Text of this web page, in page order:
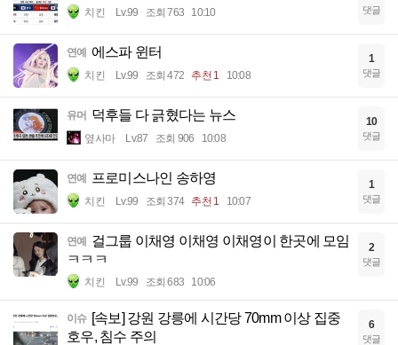
치킨 Lv.99 조회 763 10:10 댓글
연예 에스파 윈터
치킨 Lv.99 조회 472 추천 1 10:08
1
댓글
유머 덕후들 다 긁혔다는 뉴스
옆사마 Lv.87 조회 906 10:08
10
댓글
연예 프로미스나인 송하영
치킨 Lv.99 조회 374 추천 1 10:07
1
댓글
연예
걸그룹 이채영 이채영 이채영이 한곳에 모임
ㅋㅋㅋ
치킨 Lv.99 조회 683 10:06
2
댓글
이슈 [속보] 강원 강릉에 시간당 70mm 이상 집중
호우, 침수 주의
6
댓글